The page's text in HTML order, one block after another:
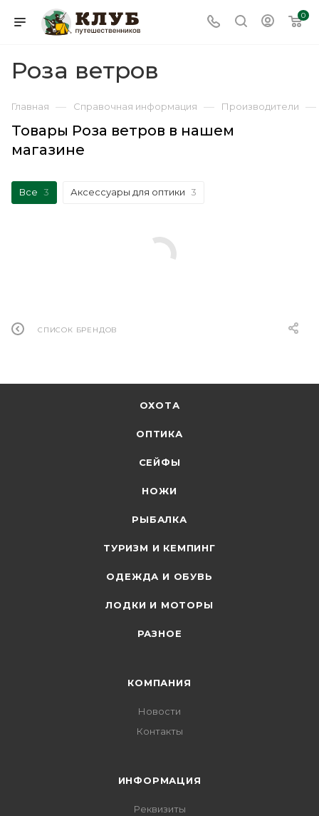
0
Роза ветров
Главная — Справочная информация — Производители —
Товары Роза ветров в нашем
магазине
Все 3 Аксессуары для оптики 3
СПИСОК БРЕНДОВ
ОХОТА
ОПТИКА
СЕЙФЫ
НОЖИ
РЫБАЛКА
ТУРИЗМ И КЕМПИНГ
ОДЕЖДА И ОБУВЬ
ЛОДКИ И МОТОРЫ
РАЗНОЕ
КОМПАНИЯ
Новости
Контакты
ИНФОРМАЦИЯ
Реквизиты